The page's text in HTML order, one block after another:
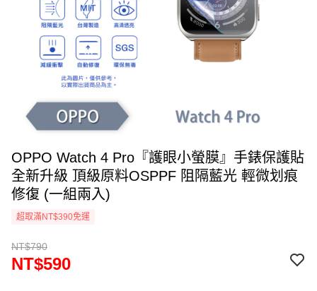
OPPO Watch 4 Pro『護眼小螢膜』手錶保護貼
全新升級 頂級原料OSPPF 阻隔藍光 輕微划痕
修復 (一組兩入)
超取滿NT$390免運
NT$790
NT$590